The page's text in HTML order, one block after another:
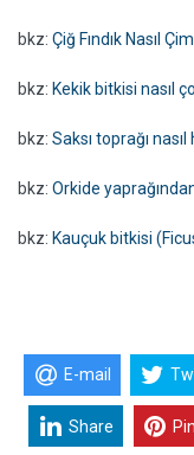
bkz: Çiğ Fındık Nasıl
bkz: Kekik bitkisi nasıl
bkz: Saksı toprağı
bkz: Orkide
bkz: Kauçuk bitkisi
E-mail
Share